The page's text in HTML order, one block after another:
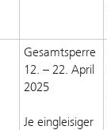
Gesamtsperre
12. – 22. April
2025
Je eingleisiger